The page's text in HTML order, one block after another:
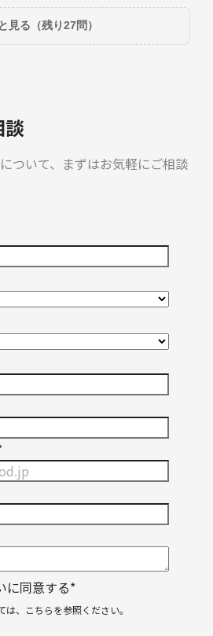
見る（残り27問）
ついて、まずはお気軽にご相談
に同意する*
、 こちらを参照ください。